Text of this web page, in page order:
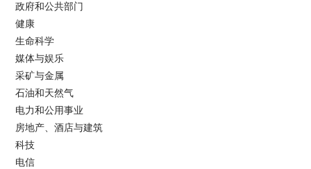
政府和公共部门
健康
生命科学
媒体与娱乐
采矿与金属
石油和天然气
电力和公用事业
房地产、酒店与建筑
科技
电信